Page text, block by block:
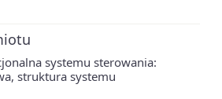
systemu sterowania:
struktura systemu